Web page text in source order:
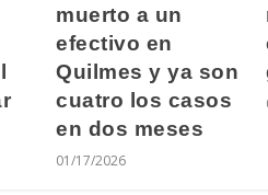
muerto a un
efectivo en
Quilmes y ya son
cuatro los casos
en dos meses
01/17/2026